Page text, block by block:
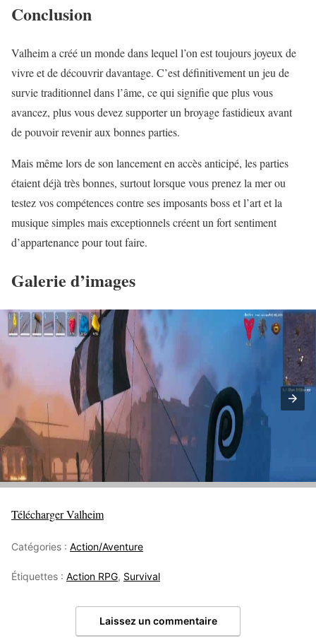
Conclusion
Valheim a créé un monde dans lequel l’on est toujours joyeux de
vivre et de découvrir davantage. C’est définitivement un jeu de
survie traditionnel dans l’âme, ce qui signifie que plus vous
avancez, plus vous devez supporter un broyage fastidieux avant
de pouvoir revenir aux bonnes parties.
Mais même lors de son lancement en accès anticipé, les parties
étaient déjà très bonnes, surtout lorsque vous prenez la mer ou
testez vos compétences contre ses imposants boss et l’art et la
musique simples mais exceptionnels créent un fort sentiment
d’appartenance pour tout faire.
Galerie d’images
Télécharger Valheim
Catégories : Action/Aventure
Étiquettes : Action RPG, Survival
Laissez un commentaire